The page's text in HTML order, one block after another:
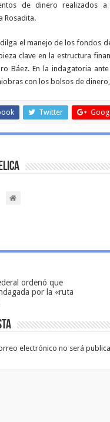
de dinero realizados a
Rosadita.
el manejo de los fondos
clave en la estructura
Báez. En la indagatoria
con los bolsos de
Twitter
ordenó que
por la «ruta
electrónico no será